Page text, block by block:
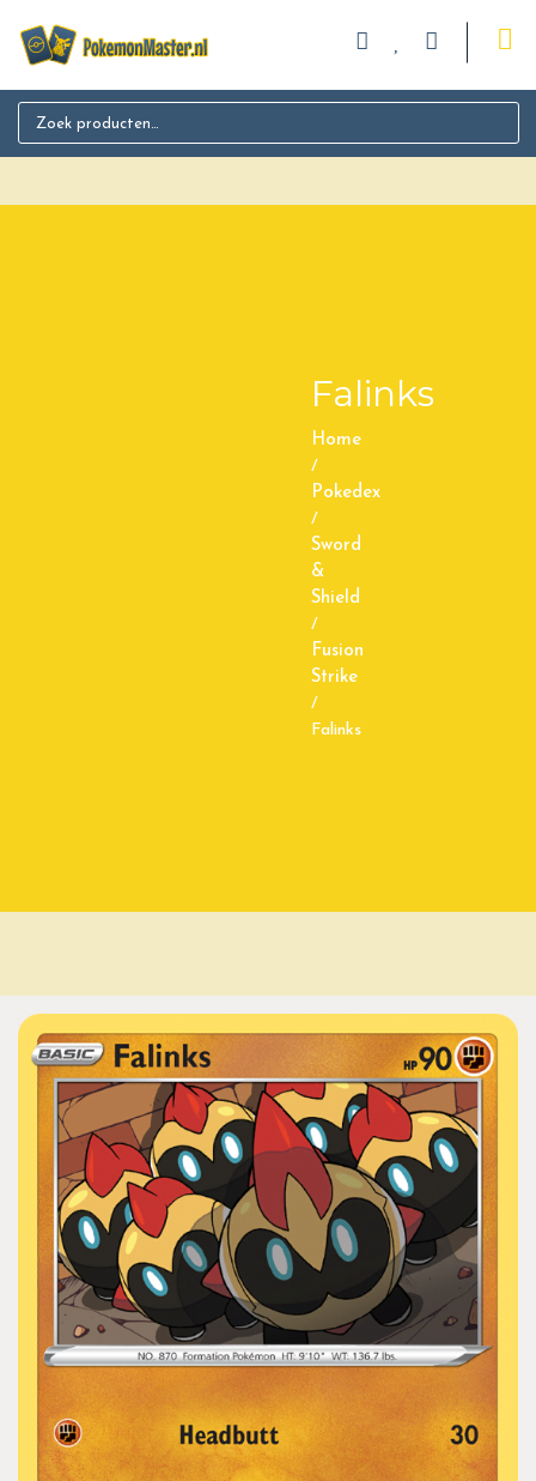
Search for:
Falinks
Home
/
Pokedex
/
Sword
&
Shield
/
Fusion
Strike
/
Falinks